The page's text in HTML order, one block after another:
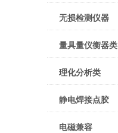
无损检测仪器
量具量仪衡器类
理化分析类
静电焊接点胶
电磁兼容